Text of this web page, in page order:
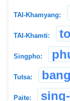
TAI-Khamyang:
TAI-Khamti:
Singpho:
Tutsa: bang
Paite: